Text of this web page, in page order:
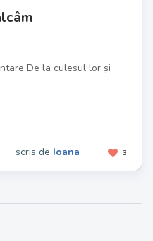
De la culesul lor și
3
scris de Ioana